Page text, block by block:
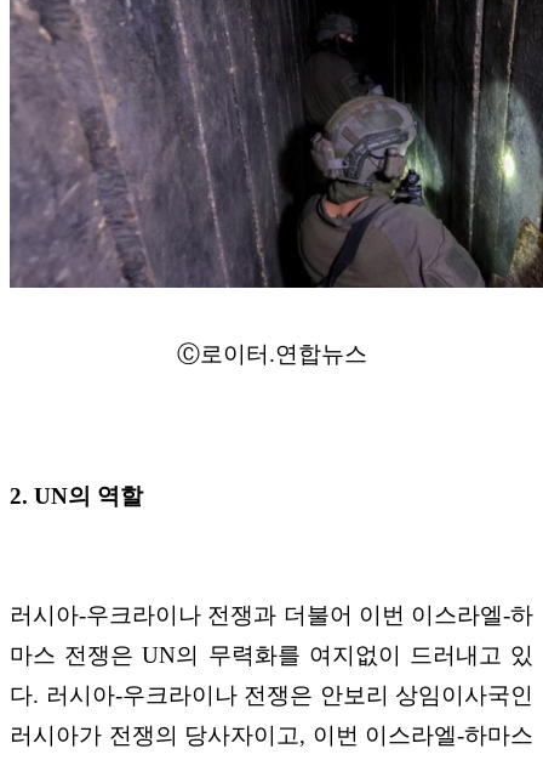
Ⓒ로이터.연합뉴스
2. UN의 역할
러시아-우크라이나 전쟁과 더불어 이번 이스라엘-하
마스 전쟁은 UN의 무력화를 여지없이 드러내고 있
다. 러시아-우크라이나 전쟁은 안보리 상임이사국인
러시아가 전쟁의 당사자이고, 이번 이스라엘-하마스